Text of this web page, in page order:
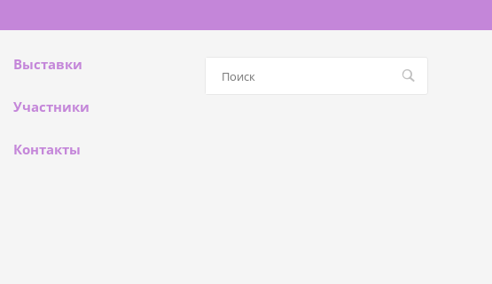
Выставки
Участники
Контакты